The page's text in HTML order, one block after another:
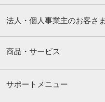
法人・個人事業主のお客さま
商品・サービス
サポートメニュー